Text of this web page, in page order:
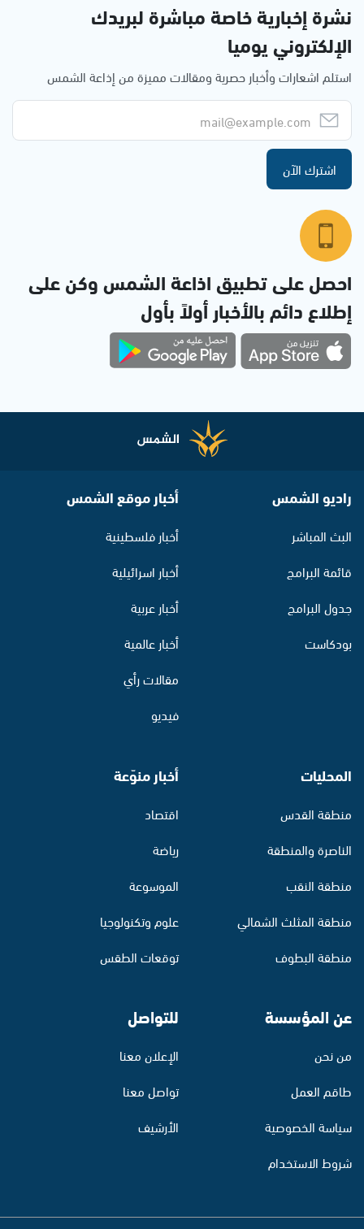
نشرة إخبارية خاصة مباشرة لبريدك
الإلكتروني يوميا
استلم اشعارات وأخبار حصرية ومقالات مميزة من إذاعة الشمس
اشترك الآن
احصل على تطبيق اذاعة الشمس وكن على
إطلاع دائم بالأخبار أولاً بأول
راديو الشمس
البث المباشر
قائمة البرامج
جدول البرامج
بودكاست
أخبار موقع الشمس
أخبار فلسطينية
أخبار اسرائيلية
أخبار عربية
أخبار عالمية
مقالات رأي
فيديو
المحليات
منطقة القدس
الناصرة والمنطقة
منطقة النقب
منطقة المثلث الشمالي
منطقة البطوف
أخبار منوّعة
اقتصاد
رياضة
الموسوعة
علوم وتكنولوجيا
توقعات الطقس
عن المؤسسة
من نحن
طاقم العمل
سياسة الخصوصية
شروط الاستخدام
للتواصل
الإعلان معنا
تواصل معنا
الأرشيف